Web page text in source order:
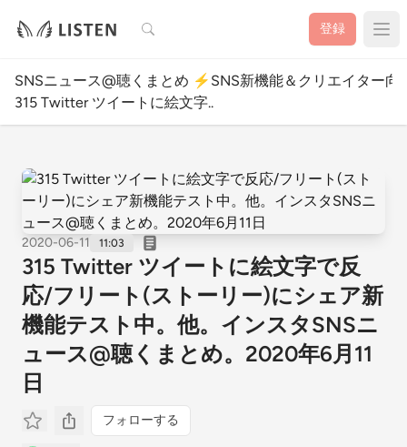
検索 登録
SNSニュース@聴くまとめ ⚡️SNS新機能＆クリエイター向
315 Twitter ツイートに絵文字..
2020-06-11 11:03
315 Twitter ツイートに絵文字で反
応/フリート(ストーリー)にシェア新
機能テスト中。他。インスタSNSニ
ュース@聴くまとめ。2020年6月11
日
フォローする